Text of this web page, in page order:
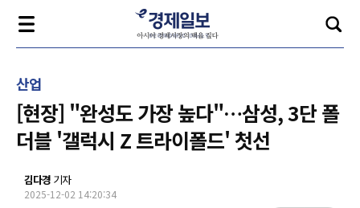
산업
[현장] "완성도 가장 높다"…삼성, 3단 폴
더블 '갤럭시 Z 트라이폴드' 첫선
김다경 기자
2025-12-02 14:20:34